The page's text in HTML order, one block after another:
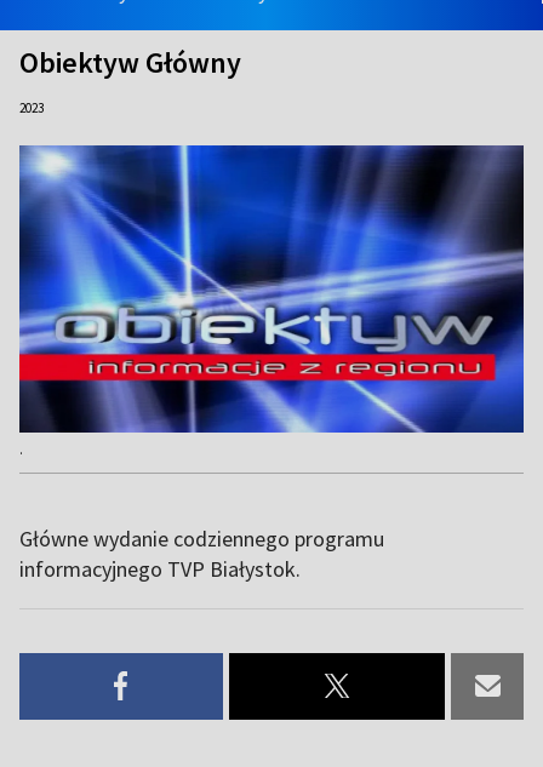
Obiektyw Główny
2023
.
Główne wydanie codziennego programu
informacyjnego TVP Białystok.